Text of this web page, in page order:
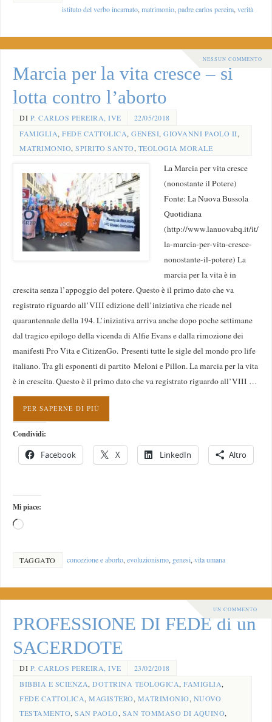
istituto del verbo incarnato, matrimonio, padre carlos pereira, verità
NESSUN COMMENTO
Marcia per la vita cresce – si
lotta contro l’aborto
DI P. CARLOS PEREIRA, IVE
22/05/2018
FAMIGLIA,FEDE CATTOLICA,GENESI,GIOVANNI PAOLO II,
MATRIMONIO,SPIRITO SANTO, TEOLOGIA MORALE
La Marcia per vita cresce
(nonostante il Potere)
Fonte: La Nuova Bussola
Quotidiana
(http://www.lanuovabq.it/it/
la-marcia-per-vita-cresce-
nonostante-il-potere) La
marcia per la vita è in
crescita senza l’appoggio del potere. Questo è il primo dato che va
registrato riguardo all’VIII edizione dell’iniziativa che ricade nel
quarantennale della 194. L’iniziativa arriva anche dopo poche settimane
dal tragico epilogo della vicenda di Alfie Evans e dalla rimozione dei
manifesti Pro Vita e CitizenGo. Presenti tutte le sigle del mondo pro life
italiano. Tra gli esponenti di partito Meloni e Pillon. La marcia per la vita
è in crescita. Questo è il primo dato che va registrato riguardo all’VIII …
PER SAPERNE DI PIÙ
Condividi:
Facebook X LinkedIn Altro
Mi piace:
TAGGATO concezione e aborto, evoluzionismo, genesi, vita umana
UN COMMENTO
PROFESSIONE DI FEDE di un
SACERDOTE
DI P. CARLOS PEREIRA, IVE
23/02/2018
BIBBIA E SCIENZA,DOTTRINA TEOLOGICA,FAMIGLIA,
FEDE CATTOLICA,MAGISTERO, MATRIMONIO, NUOVO
TESTAMENTO,SAN PAOLO, SAN TOMMASO DI AQUINO,